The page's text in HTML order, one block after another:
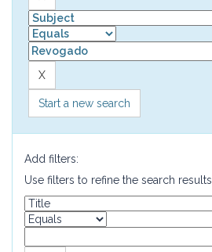
Start a new search
Add filters:
Use filters to refine the search results.